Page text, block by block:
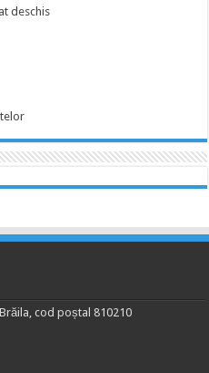
deschis
cod poștal 810210